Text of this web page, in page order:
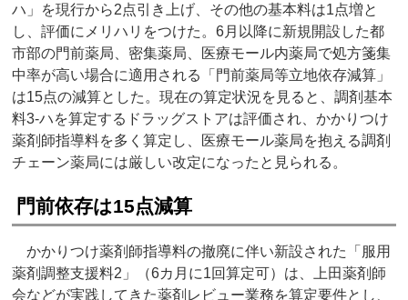
ハ」を現行から2点引き上げ、その他の基本料は1点増と
し、評価にメリハリをつけた。6月以降に新規開設した都
市部の門前薬局、密集薬局、医療モール内薬局で処方箋集
中率が高い場合に適用される「門前薬局等立地依存減算」
は15点の減算とした。現在の算定状況を見ると、調剤基本
料3-ハを算定するドラッグストアは評価され、かかりつけ
薬剤師指導料を多く算定し、医療モール薬局を抱える調剤
チェーン薬局には厳しい改定になったと見られる。
門前依存は15点減算
かかりつけ薬剤師指導料の撤廃に伴い新設された「服用
薬剤調整支援料2」（6カ月に1回算定可）は、上田薬剤師
会などが実践してきた薬剤レビュー業務を算定要件とし、